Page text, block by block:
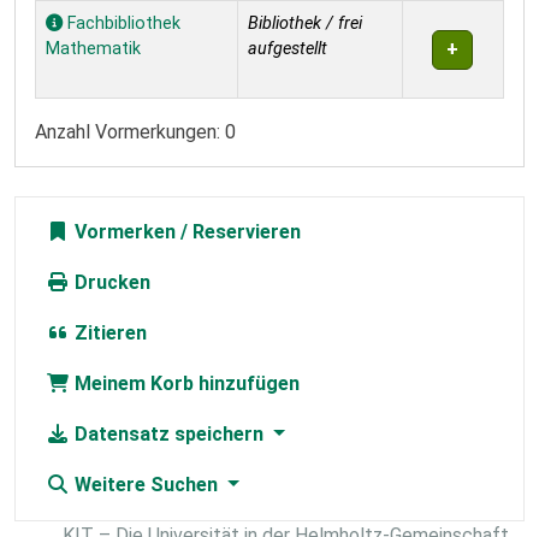
Exemplare
Fachbibliothek
Mathematik
Bibliothek / frei
aufgestellt
Anzahl Vormerkungen: 0
Vormerken
Drucken
Zitieren
Meinem Korb hinzufügen
Datensatz speichern
Weitere Suchen